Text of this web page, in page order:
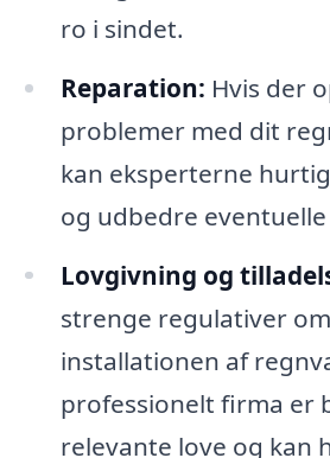
ro i sindet.
Reparation: Hvis der
problemer med dit
kan eksperterne
og udbedre eventuelle
Lovgivning og
strenge regulativer
installationen af
professionelt firma er
relevante love og kan